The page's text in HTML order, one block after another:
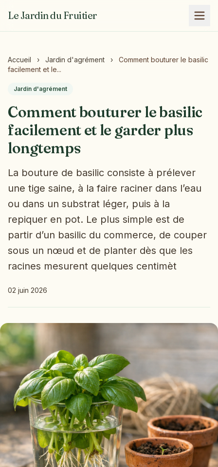
Le Jardin du Fruitier
Accueil › Jardin d'agrément ›
Comment bouturer le basilic
facilement et le...
Jardin d'agrément
Comment bouturer le basilic
facilement et le garder plus
longtemps
La bouture de basilic consiste à prélever
une tige saine, à la faire raciner dans l’eau
ou dans un substrat léger, puis à la
repiquer en pot. Le plus simple est de
partir d’un basilic du commerce, de couper
sous un nœud et de planter dès que les
racines mesurent quelques centimèt
02 juin 2026